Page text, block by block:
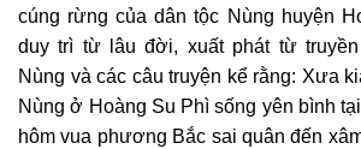
cúng rừng của dân tộc Nùng huyện
duy trì từ lâu đời, xuất phát từ
Nùng và các câu truyện kể rằng: Xưa
Nùng ở Hoàng Su Phì sống yên bình
hôm vua phương Bắc sai quân đến